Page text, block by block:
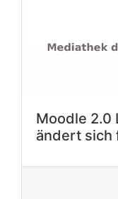
Moodle 2.0
ändert sich